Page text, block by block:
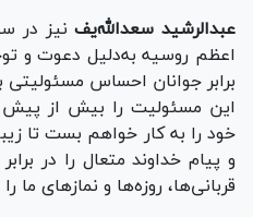
عبدالرشید سعدالله‌یفنیز در
اعظم روسیه به‌دلیل دعوت و
برابر جوانان احساس
این مسئولیت را بیش از
خود را به کار خواهم بست تا
و پیام خداوند متعال را در
قربانی‌ها، روزه‌ها و نماز‌های ما